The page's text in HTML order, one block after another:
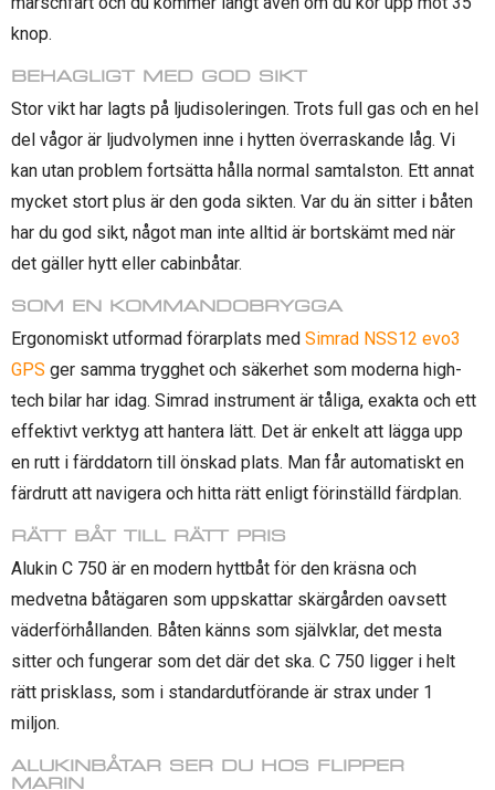
knop.
BEHAGLIGT MED GOD SIKT
Stor vikt har lagts på ljudisoleringen. Trots full gas och en hel
del vågor är ljudvolymen inne i hytten överraskande låg. Vi
kan utan problem fortsätta hålla normal samtalston. Ett annat
mycket stort plus är den goda sikten. Var du än sitter i båten
har du god sikt, något man inte alltid är bortskämt med när
det gäller hytt eller cabinbåtar.
SOM EN KOMMANDOBRYGGA
Ergonomiskt utformad förarplats med Simrad NSS12 evo3
GPS ger samma trygghet och säkerhet som moderna high-
tech bilar har idag. Simrad instrument är tåliga, exakta och ett
effektivt verktyg att hantera lätt. Det är enkelt att lägga upp
en rutt i färddatorn till önskad plats. Man får automatiskt en
färdrutt att navigera och hitta rätt enligt förinställd färdplan.
RÄTT BÅT TILL RÄTT PRIS
Alukin C 750 är en modern hyttbåt för den kräsna och
medvetna båtägaren som uppskattar skärgården oavsett
väderförhållanden. Båten känns som självklar, det mesta
sitter och fungerar som det där det ska. C 750 ligger i helt
rätt prisklass, som i standardutförande är strax under 1
miljon.
ALUKINBÅTAR SER DU HOS FLIPPER
MARIN